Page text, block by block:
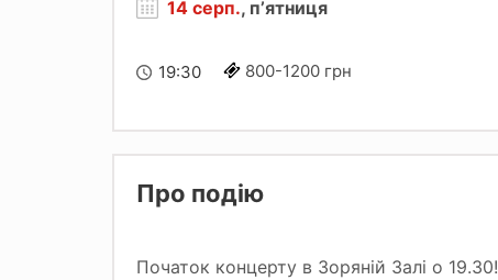
14 серп., пʼятниця
19:30 800-1200 грн
Про подію
Початок концерту в Зоряній Залі о 19.30!